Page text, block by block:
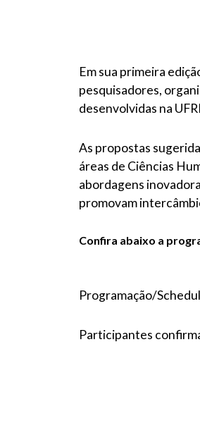
Em sua primeira
pesquisadores,
desenvolvidas na
As propostas
áreas de Ciências
abordagens
promovam
Confira abaixo a
Programação/
Participantes